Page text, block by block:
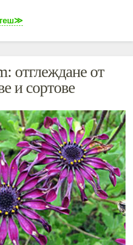
отглеждане от
и сортове